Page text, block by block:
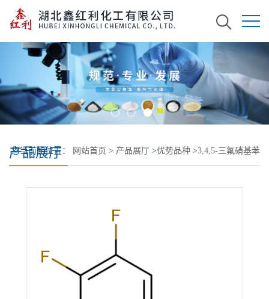
产品展厅
您当前的位置： 网站首页 > 产品展厅 >优势品种 >3,4,5-三氟硝基苯